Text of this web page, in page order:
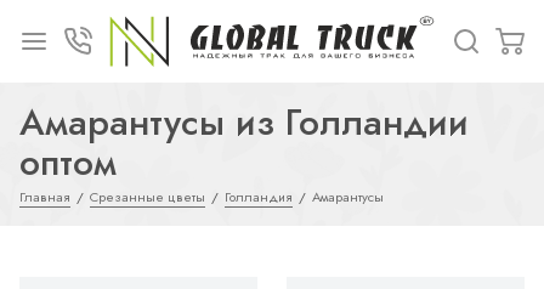
Амарантусы из Голландии
оптом
Главная Срезанные цветы Голландия Амарантусы